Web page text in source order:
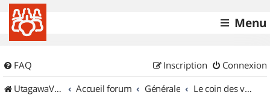
Menu
FAQ Connexion
Inscription
UtagawaVTT (Randos VTT et VTTAE avec traces GPS)
Accueil forum Générale Le coin des vidéastes